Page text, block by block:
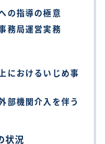
の指導の極意
務局運営実務
におけるいじめ事
部機関介入を伴う
状況